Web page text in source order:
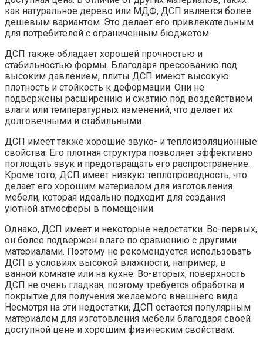
как натуральное дерево или МДФ, ДСП является более
дешевым вариантом. Это делает его привлекательным
для потребителей с ограниченным бюджетом.
ДСП также обладает хорошей прочностью и
стабильностью формы. Благодаря прессованию под
высоким давлением, плиты ДСП имеют высокую
плотность и стойкость к деформации. Они не
подвержены расширению и сжатию под воздействием
влаги или температурных изменений, что делает их
долговечными и стабильными.
ДСП имеет также хорошие звуко- и теплоизоляционные
свойства. Его плотная структура позволяет эффективно
поглощать звук и предотвращать его распространение.
Кроме того, ДСП имеет низкую теплопроводность, что
делает его хорошим материалом для изготовления
мебели, которая идеально подходит для создания
уютной атмосферы в помещении.
Однако, ДСП имеет и некоторые недостатки. Во-первых,
он более подвержен влаге по сравнению с другими
материалами. Поэтому не рекомендуется использовать
ДСП в условиях высокой влажности, например, в
ванной комнате или на кухне. Во-вторых, поверхность
ДСП не очень гладкая, поэтому требуется обработка и
покрытие для получения желаемого внешнего вида.
Несмотря на эти недостатки, ДСП остается популярным
материалом для изготовления мебели благодаря своей
доступной цене и хорошим физическим свойствам.